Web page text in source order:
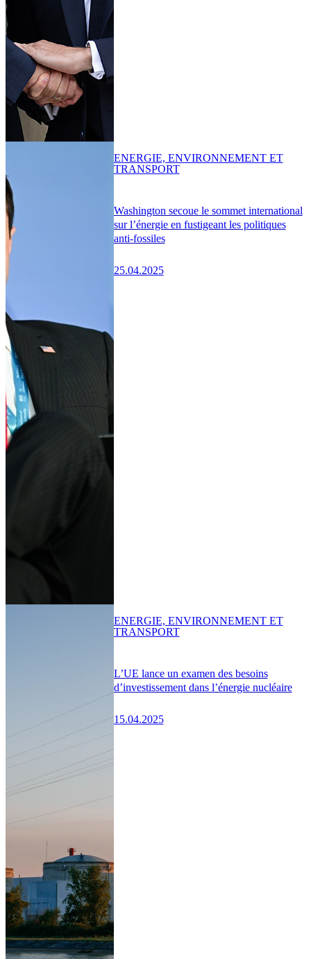
Washington secoue le sommet international
sur l’énergie en fustigeant les politiques
anti-fossiles
25.04.2025
ENERGIE, ENVIRONNEMENT ET
TRANSPORT
L’UE lance un examen des besoins
d’investissement dans l’énergie nucléaire
15.04.2025
ENERGIE, ENVIRONNEMENT ET
TRANSPORT